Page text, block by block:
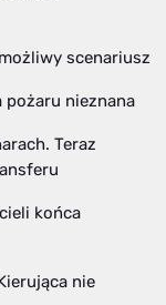
scenariusz
pożaru nieznana
Teraz
końca
nie